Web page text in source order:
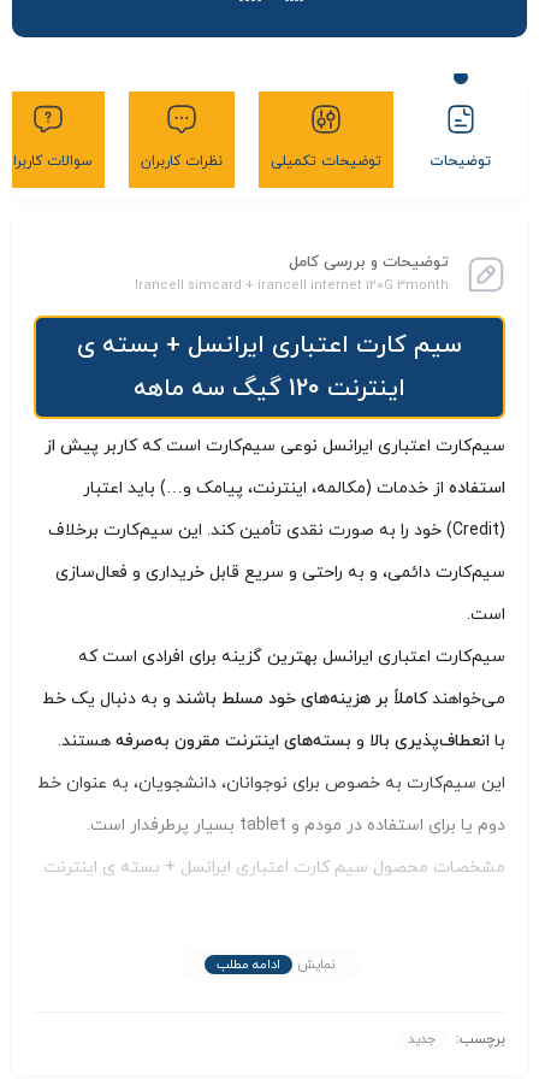
توضیحات توضیحات تکمیلی نظرات کاربران سوالات کاربران
توضیحات و بررسی کامل
Irancell simcard + irancell internet 120G 3month
سیم کارت اعتباری ایرانسل + بسته ی
اینترنت 120 گیگ سه ماهه
سیم‌کارت اعتباری ایرانسل نوعی سیم‌کارت است که کاربر پیش از
استفاده از خدمات (مکالمه، اینترنت، پیامک و…) باید اعتبار
(Credit) خود را به صورت نقدی تأمین کند. این سیم‌کارت برخلاف
سیم‌کارت دائمی، و به راحتی و سریع قابل خریداری و فعال‌سازی
است.
سیم‌کارت اعتباری ایرانسل بهترین گزینه برای افرادی است که
می‌خواهندکاملاً بر هزینه‌های خود مسلط باشند و به دنبال یک خط
با انعطاف‌پذیری بالا و بسته‌های اینترنت مقرون به‌صرفه هستند.
این سیم‌کارت به خصوص برای نوجوانان، دانشجویان، به عنوان خط
دوم یا برای استفاده در مودم و tablet بسیار پرطرفدار است.
مشخصات محصول سیم کارت اعتباری ایرانسل + بسته ی اینترنت
بهمراه 120 گیگابابت اینترنت سه ماهه
نمایش ادامه مطلب
برچسب: جدید